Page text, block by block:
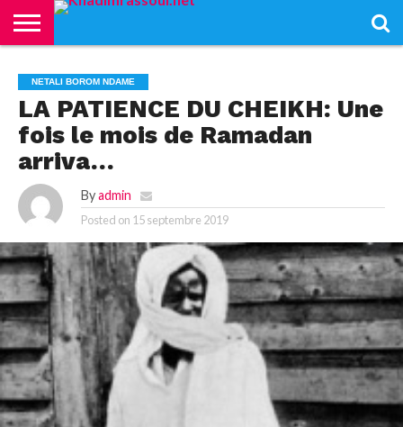
KHADIMRASSOUL
LE
MOURIDISME
ACTUALITÉS
CONTRIBUTIONS
PASS
–
PASS
NETALI
BOROM
NDAME
L’ISLAM
VIDÉOS
NETALI BOROM NDAME
LA PATIENCE DU CHEIKH: Une
fois le mois de Ramadan
arriva…
By admin
Posted on 15 septembre 2019